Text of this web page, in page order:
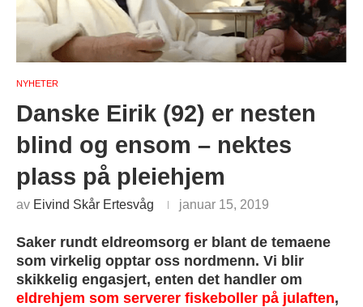
NYHETER
Danske Eirik (92) er nesten
blind og ensom – nektes
plass på pleiehjem
av Eivind Skår Ertesvåg januar 15, 2019
Saker rundt eldreomsorg er blant de temaene
som virkelig opptar oss nordmenn. Vi blir
skikkelig engasjert, enten det handler om
eldrehjem som serverer fiskeboller på julaften,